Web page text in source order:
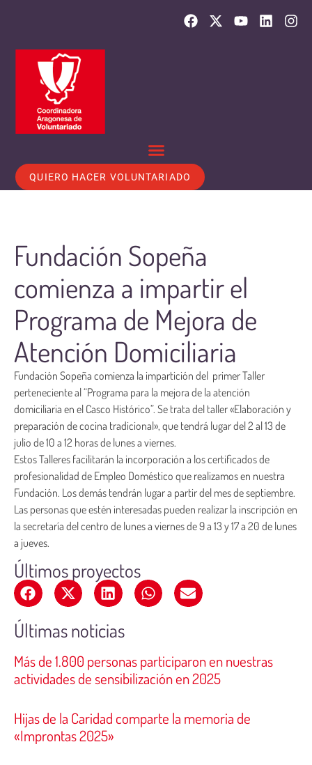
QUIERO HACER VOLUNTARIADO
Fundación Sopeña
comienza a impartir el
Programa de Mejora de
Atención Domiciliaria
Fundación Sopeña comienza la impartición del primer Taller
perteneciente al “Programa para la mejora de la atención
domiciliaria en el Casco Histórico”. Se trata del taller «Elaboración y
preparación de cocina tradicional», que tendrá lugar del 2 al 13 de
julio de 10 a 12 horas de lunes a viernes.
Estos Talleres facilitarán la incorporación a los certificados de
profesionalidad de Empleo Doméstico que realizamos en nuestra
Fundación. Los demás tendrán lugar a partir del mes de septiembre.
Las personas que estén interesadas pueden realizar la inscripción en
la secretaría del centro de lunes a viernes de 9 a 13 y 17 a 20 de lunes
a jueves.
Últimos proyectos
Últimas noticias
Más de 1.800 personas participaron en nuestras
actividades de sensibilización en 2025
Hijas de la Caridad comparte la memoria de
«Improntas 2025»